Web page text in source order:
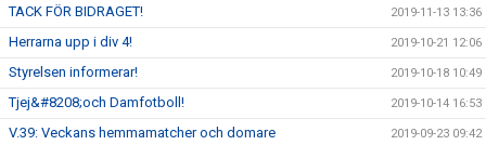
TACK FÖR BIDRAGET! 2019-11-13 13:36
Herrarna upp i div 4! 2019-10-21 12:06
Styrelsen informerar! 2019-10-18 10:49
Tjej&#8208;och Damfotboll! 2019-10-14 16:53
V.39: Veckans hemmamatcher och domare 2019-09-23 09:42